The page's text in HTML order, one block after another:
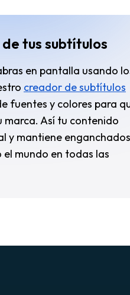
tus subtítulos
en pantalla usando
creador de subtítulos
fuentes y colores para
marca. Así tu contenido
y mantiene enganchados
mundo en todas las